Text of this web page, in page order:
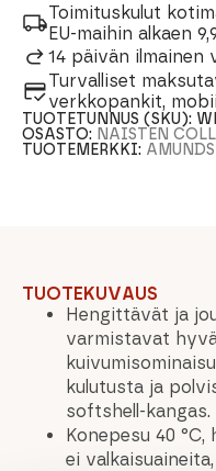
housut
määrä
Toimituskulut
EU-maihin alkaen
14 päivän ilmainen
Turvalliset
verkkopankit,
TUOTETUNNUS (SKU):
OSASTO: NAISTEN
TUOTEMERKKI:
TUOTEKUVAUS
Hengittävät ja
varmistavat
kulutusta ja
softshell-kangas.
Konepesu 40
ei